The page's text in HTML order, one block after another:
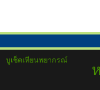
บูเช็คเทียนพยากรณ์